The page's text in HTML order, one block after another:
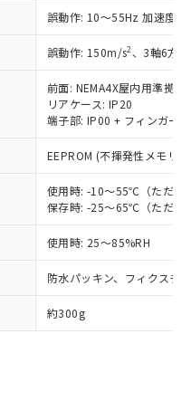
誤動作: 10～55Hz 加速度
誤動作: 150m/s2 、3軸6方
前面: NEMA4X屋内用準拠
リアケース: IP20
端子部: IP00 + フィンガー
EEPROM (不揮発性メモリ)
使用時: -10～55℃（ただし
保存時: -25～65℃（ただし
使用時: 25～85%RH
防水パッキン、フィクスチ
約300g
されている必要が
イト上で当社にご
トについて、当社
用者が、当社の製
るお客様との取
とは、"個人情報
の「1.共同利
されている法人を
ンロード
ウンロードするこ
の非含有証明書
当社基準）
非含有を証明す
非含有を証明する
ル酸エステル類４
了までの期間は出
することから備考
りました。
在庫切替を完了
キャンセル